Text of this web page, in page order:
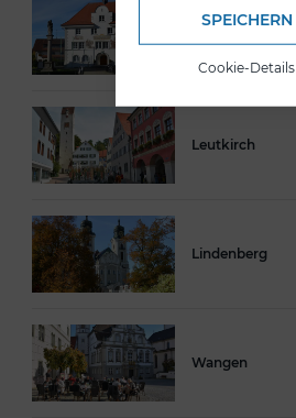
Leutkirch
Lindenberg
Wangen
SPEICHERN
Cookie-Details